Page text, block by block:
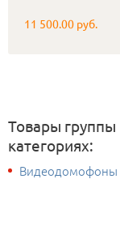
0,01 Люкс (ИК
Выносная
смартфонов.
температура
11 500.00 руб.
Товары
категориях:
Видеодомофоны